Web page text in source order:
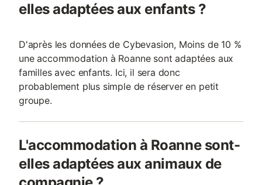
elles adaptées aux enfants ?
D'après les données de Cybevasion, Moins de 10 %
une accommodation à Roanne sont adaptées aux
familles avec enfants. Ici, il sera donc
probablement plus simple de réserver en petit
groupe.
L'accommodation à Roanne sont-
elles adaptées aux animaux de